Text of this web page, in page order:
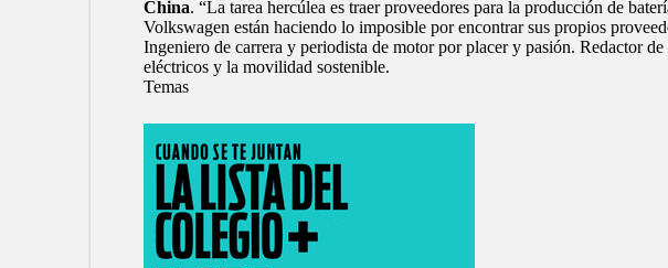
China. “La tarea hercúlea es traer proveedores para la producción de
Volkswagen están haciendo lo imposible por encontrar sus propios
Ingeniero de carrera y periodista de motor por placer y pasión. Redactor
eléctricos y la movilidad sostenible.
Temas